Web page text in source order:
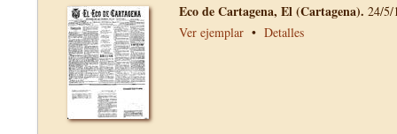
Eco de Cartagena, El (Cartagena). 24/5/
Ver ejemplar • Detalles